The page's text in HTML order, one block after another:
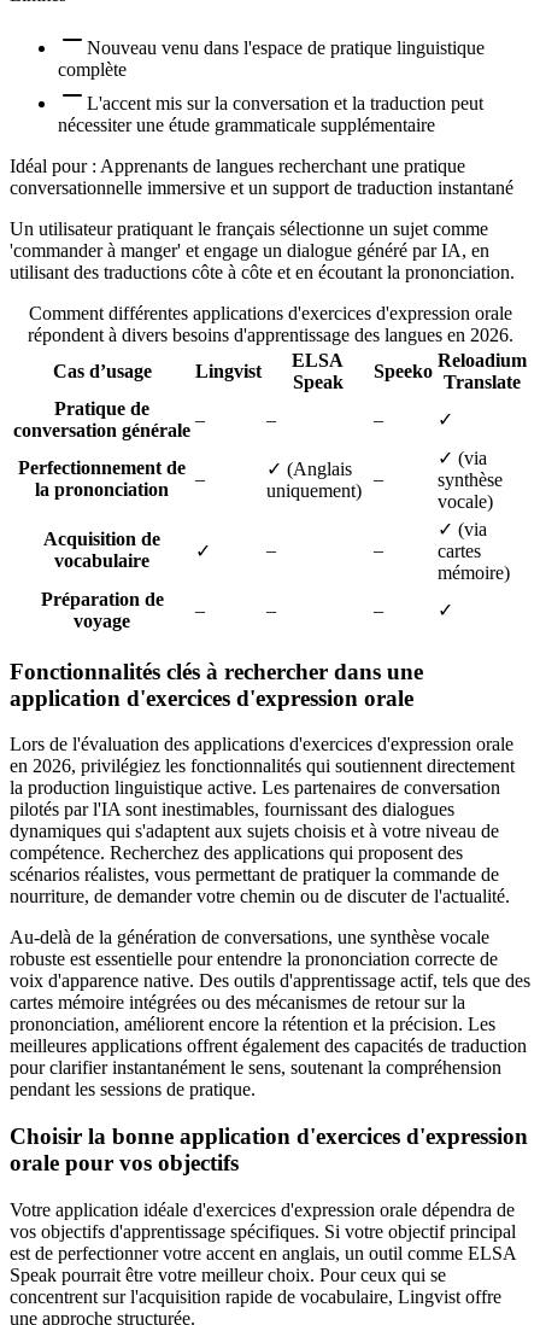
Nouveau venu dans l'espace de pratique linguistique
complète
L'accent mis sur la conversation et la traduction peut
nécessiter une étude grammaticale supplémentaire
Idéal pour : Apprenants de langues recherchant une pratique
conversationnelle immersive et un support de traduction instantané
Un utilisateur pratiquant le français sélectionne un sujet comme
'commander à manger' et engage un dialogue généré par IA, en
utilisant des traductions côte à côte et en écoutant la prononciation.
Comment différentes applications d'exercices d'expression orale
répondent à divers besoins d'apprentissage des langues en 2026.
Cas d’usage
Lingvist
ELSA
Speak
Speeko
Reloadium
Translate
Pratique de
conversation générale
– – – ✓
Perfectionnement de
la prononciation
–
✓ (Anglais
uniquement)
–
✓ (via
synthèse
vocale)
Acquisition de
vocabulaire
✓ – –
✓ (via
cartes
mémoire)
Préparation de
voyage
– – – ✓
Fonctionnalités clés à rechercher dans une
application d'exercices d'expression orale
Lors de l'évaluation des applications d'exercices d'expression orale
en 2026, privilégiez les fonctionnalités qui soutiennent directement
la production linguistique active. Les partenaires de conversation
pilotés par l'IA sont inestimables, fournissant des dialogues
dynamiques qui s'adaptent aux sujets choisis et à votre niveau de
compétence. Recherchez des applications qui proposent des
scénarios réalistes, vous permettant de pratiquer la commande de
nourriture, de demander votre chemin ou de discuter de l'actualité.
Au-delà de la génération de conversations, une synthèse vocale
robuste est essentielle pour entendre la prononciation correcte de
voix d'apparence native. Des outils d'apprentissage actif, tels que des
cartes mémoire intégrées ou des mécanismes de retour sur la
prononciation, améliorent encore la rétention et la précision. Les
meilleures applications offrent également des capacités de traduction
pour clarifier instantanément le sens, soutenant la compréhension
pendant les sessions de pratique.
Choisir la bonne application d'exercices d'expression
orale pour vos objectifs
Votre application idéale d'exercices d'expression orale dépendra de
vos objectifs d'apprentissage spécifiques. Si votre objectif principal
est de perfectionner votre accent en anglais, un outil comme ELSA
Speak pourrait être votre meilleur choix. Pour ceux qui se
concentrent sur l'acquisition rapide de vocabulaire, Lingvist offre
une approche structurée.